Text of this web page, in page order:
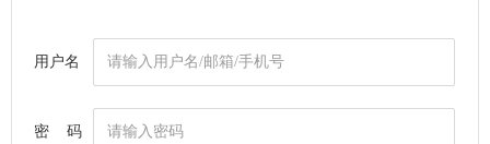
用户名
密 码